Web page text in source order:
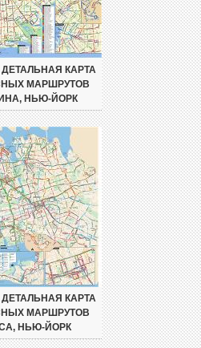
КАРТА
МАРШРУТОВ
НЬЮ-ЙОРК
КАРТА
МАРШРУТОВ
НЬЮ-ЙОРК